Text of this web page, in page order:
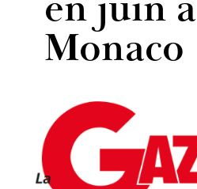
Monaco